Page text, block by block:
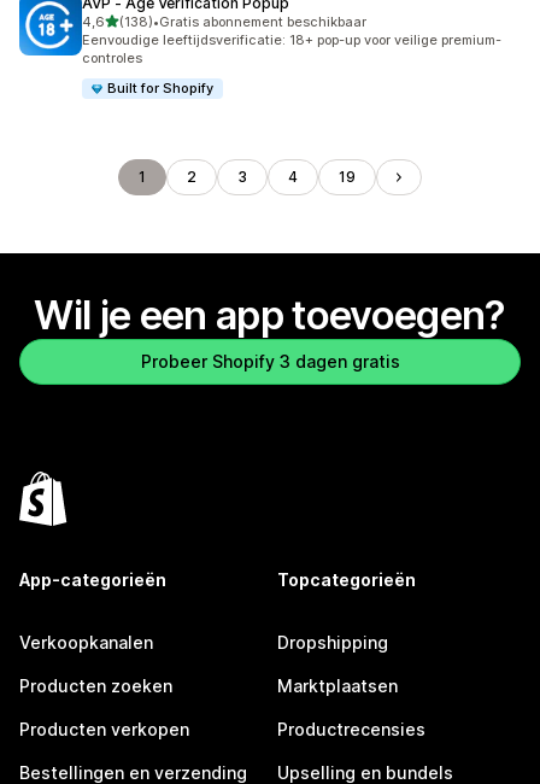
4,6van 5 sterren
(138)
138 recensies in totaal
•Gratis abonnement beschikbaar
Eenvoudige leeftijdsverificatie: 18+ pop-up voor veilige premium-
controles
Built for Shopify
1 2 3 4 19
Wil je een app toevoegen?
Probeer Shopify 3 dagen gratis
App-categorieën
Verkoopkanalen
Producten zoeken
Producten verkopen
Bestellingen en verzending
Topcategorieën
Dropshipping
Marktplaatsen
Productrecensies
Upselling en bundels